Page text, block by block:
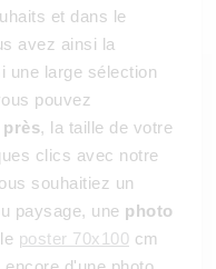
et dans le
avez ainsi la
une large sélection
pouvez
, la taille de votre
clics avec notre
souhaitiez un
paysage, une photo
poster 70x100 cm